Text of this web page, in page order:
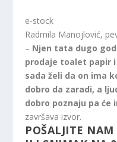
e-stock
Radmila Manojlović,
– Njen tata dugo
prodaje toalet papir i
sada želi da on ima
dobro da zaradi, a
dobro poznaju pa
završava izvor.
POŠALJITE NAM